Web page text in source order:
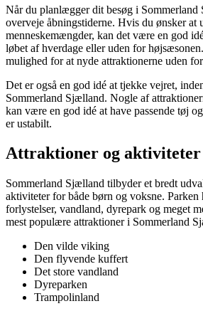
Når du planlægger dit besøg i
overveje åbningstiderne. Hvis du ønsker at
menneskemængder, kan det være en god
løbet af hverdage eller uden for
mulighed for at nyde attraktionerne uden
Det er også en god idé at tjekke vejret,
Sommerland Sjælland. Nogle af
kan være en god idé at have passende tøj
er ustabilt.
Attraktioner og aktiviteter
Sommerland Sjælland tilbyder et bredt
aktiviteter for både børn og voksne. Parken
forlystelser, vandland, dyrepark og meget
mest populære attraktioner i Sommerland
Den vilde viking
Den flyvende kuffert
Det store vandland
Dyreparken
Trampolinland